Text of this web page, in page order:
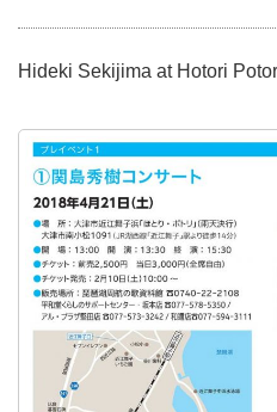
Hideki Sekijima at Hotori